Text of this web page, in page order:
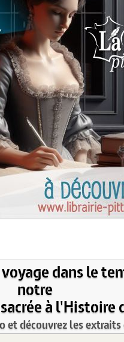
dans le
notre
à l'Histoire
et découvrez les